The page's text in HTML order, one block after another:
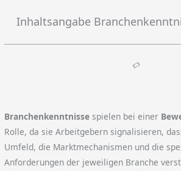
Inhaltsangabe
Branchenkenntnisse spielen bei einer
Rolle, da sie Arbeitgebern signalisieren,
Umfeld, die Marktmechanismen und die
Anforderungen der jeweiligen Branche